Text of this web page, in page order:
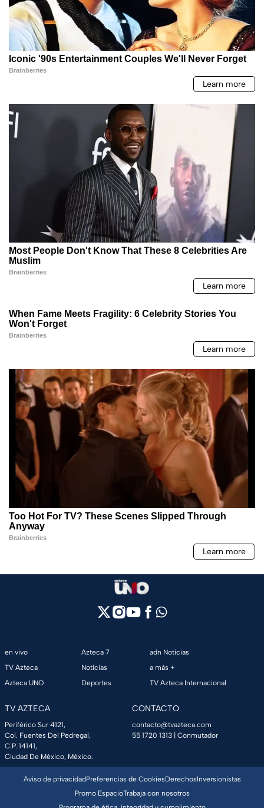
en vivo
TV Azteca
Azteca UNO
Azteca 7
Noticias
Deportes
adn Noticias
a más +
TV Azteca Internacional
TV AZTECA
Periférico Sur 4121,
Col. Fuentes Del Pedregal,
C.P. 14141,
Ciudad De México, México.
CONTACTO
contacto@tvazteca.com
55 1720 1313 | Conmutador
Aviso de privacidadPreferencias de CookiesDerechosInversionistas
Promo EspacioTrabaja con nosotros